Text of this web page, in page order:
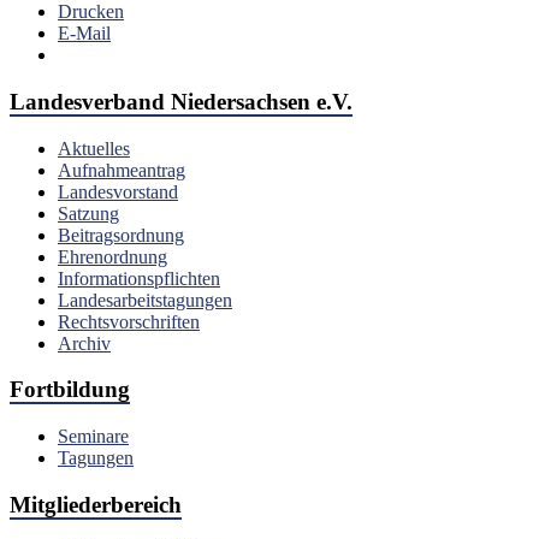
Drucken
E-Mail
Landesverband Niedersachsen e.V.
Aktuelles
Aufnahmeantrag
Landesvorstand
Satzung
Beitragsordnung
Ehrenordnung
Informationspflichten
Landesarbeitstagungen
Rechtsvorschriften
Archiv
Fortbildung
Seminare
Tagungen
Mitgliederbereich